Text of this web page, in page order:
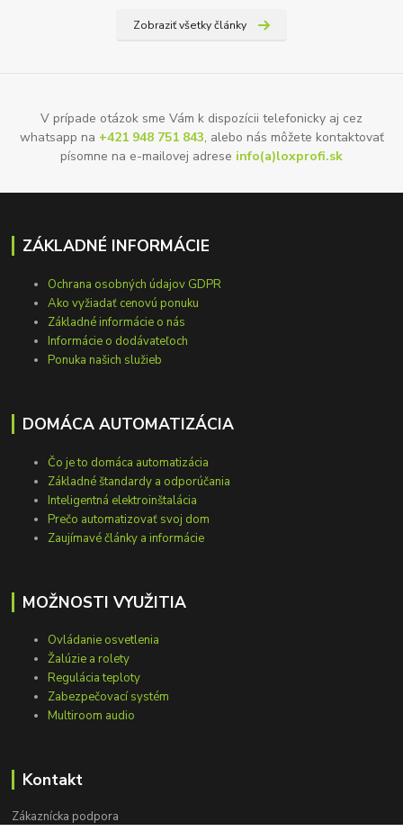
Zobraziť všetky články
V prípade otázok sme Vám k dispozícii telefonicky aj cez
whatsapp na +421 948 751 843, alebo nás môžete kontaktovať
písomne na e-mailovej adrese info(a)loxprofi.sk
ZÁKLADNÉ INFORMÁCIE
Ochrana osobných údajov GDPR
Ako vyžiadať cenovú ponuku
Základné informácie o nás
Informácie o dodávateľoch
Ponuka našich služieb
DOMÁCA AUTOMATIZÁCIA
Čo je to domáca automatizácia
Základné štandardy a odporúčania
Inteligentná elektroinštalácia
Prečo automatizovať svoj dom
Zaujímavé články a informácie
MOŽNOSTI VYUŽITIA
Ovládanie osvetlenia
Žalúzie a rolety
Regulácia teploty
Zabezpečovací systém
Multiroom audio
Kontakt
Zákaznícka podpora